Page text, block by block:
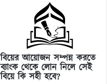
বিয়ের আয়োজন সম্পন্ন করতে
ব্যাংক থেকে লোন নিলে সেই
বিয়ে কি সহী হবে?